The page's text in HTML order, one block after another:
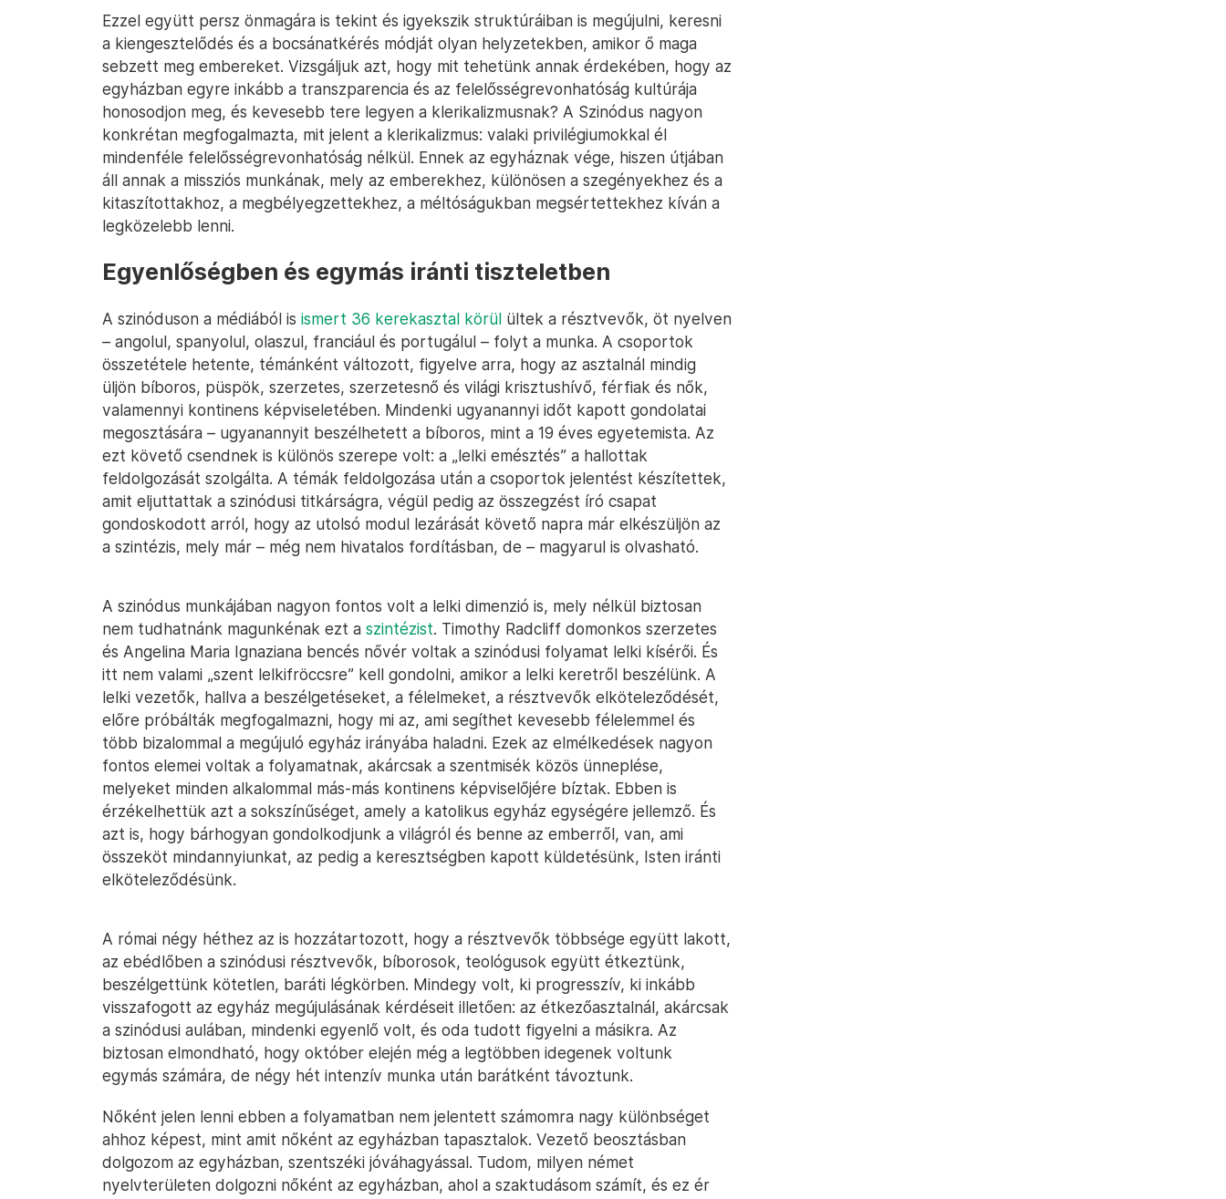
Ezzel együtt persz önmagára is tekint és igyekszik struktúráiban is megújulni, keresni
a kiengesztelődés és a bocsánatkérés módját olyan helyzetekben, amikor ő maga
sebzett meg embereket. Vizsgáljuk azt, hogy mit tehetünk annak érdekében, hogy az
egyházban egyre inkább a transzparencia és az felelősségrevonhatóság kultúrája
honosodjon meg, és kevesebb tere legyen a klerikalizmusnak? A Szinódus nagyon
konkrétan megfogalmazta, mit jelent a klerikalizmus: valaki privilégiumokkal él
mindenféle felelősségrevonhatóság nélkül. Ennek az egyháznak vége, hiszen útjában
áll annak a missziós munkának, mely az emberekhez, különösen a szegényekhez és a
kitaszítottakhoz, a megbélyegzettekhez, a méltóságukban megsértettekhez kíván a
legközelebb lenni.
Egyenlőségben és egymás iránti tiszteletben
A szinóduson a médiából is ismert 36 kerekasztal körül ültek a résztvevők, öt nyelven
– angolul, spanyolul, olaszul, franciául és portugálul – folyt a munka. A csoportok
összetétele hetente, témánként változott, figyelve arra, hogy az asztalnál mindig
üljön bíboros, püspök, szerzetes, szerzetesnő és világi krisztushívő, férfiak és nők,
valamennyi kontinens képviseletében. Mindenki ugyanannyi időt kapott gondolatai
megosztására – ugyanannyit beszélhetett a bíboros, mint a 19 éves egyetemista. Az
ezt követő csendnek is különös szerepe volt: a „lelki emésztés” a hallottak
feldolgozását szolgálta. A témák feldolgozása után a csoportok jelentést készítettek,
amit eljuttattak a szinódusi titkárságra, végül pedig az összegzést író csapat
gondoskodott arról, hogy az utolsó modul lezárását követő napra már elkészüljön az
a szintézis, mely már – még nem hivatalos fordításban, de – magyarul is olvasható.
A szinódus munkájában nagyon fontos volt a lelki dimenzió is, mely nélkül biztosan
nem tudhatnánk magunkénak ezt a szintézist. Timothy Radcliff domonkos szerzetes
és Angelina Maria Ignaziana bencés nővér voltak a szinódusi folyamat lelki kísérői. És
itt nem valami „szent lelkifröccsre” kell gondolni, amikor a lelki keretről beszélünk. A
lelki vezetők, hallva a beszélgetéseket, a félelmeket, a résztvevők elköteleződését,
előre próbálták megfogalmazni, hogy mi az, ami segíthet kevesebb félelemmel és
több bizalommal a megújuló egyház irányába haladni. Ezek az elmélkedések nagyon
fontos elemei voltak a folyamatnak, akárcsak a szentmisék közös ünneplése,
melyeket minden alkalommal más-más kontinens képviselőjére bíztak. Ebben is
érzékelhettük azt a sokszínűséget, amely a katolikus egyház egységére jellemző. És
azt is, hogy bárhogyan gondolkodjunk a világról és benne az emberről, van, ami
összeköt mindannyiunkat, az pedig a keresztségben kapott küldetésünk, Isten iránti
elköteleződésünk.
A római négy héthez az is hozzátartozott, hogy a résztvevők többsége együtt lakott,
az ebédlőben a szinódusi résztvevők, bíborosok, teológusok együtt étkeztünk,
beszélgettünk kötetlen, baráti légkörben. Mindegy volt, ki progresszív, ki inkább
visszafogott az egyház megújulásának kérdéseit illetően: az étkezőasztalnál, akárcsak
a szinódusi aulában, mindenki egyenlő volt, és oda tudott figyelni a másikra. Az
biztosan elmondható, hogy október elején még a legtöbben idegenek voltunk
egymás számára, de négy hét intenzív munka után barátként távoztunk.
Nőként jelen lenni ebben a folyamatban nem jelentett számomra nagy különbséget
ahhoz képest, mint amit nőként az egyházban tapasztalok. Vezető beosztásban
dolgozom az egyházban, szentszéki jóváhagyással. Tudom, milyen német
nyelvterületen dolgozni nőként az egyházban, ahol a szaktudásom számít, és ez ér